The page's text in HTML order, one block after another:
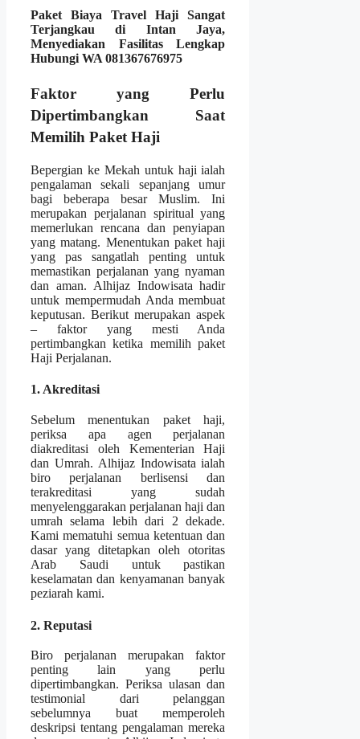
Paket Biaya Travel Haji Sangat
Terjangkau di Intan Jaya,
Menyediakan Fasilitas Lengkap
Hubungi WA 081367676975
Faktor yang Perlu
Dipertimbangkan Saat
Memilih Paket Haji
Bepergian ke Mekah untuk haji ialah
pengalaman sekali sepanjang umur
bagi beberapa besar Muslim. Ini
merupakan perjalanan spiritual yang
memerlukan rencana dan penyiapan
yang matang. Menentukan paket haji
yang pas sangatlah penting untuk
memastikan perjalanan yang nyaman
dan aman. Alhijaz Indowisata hadir
untuk mempermudah Anda membuat
keputusan. Berikut merupakan aspek
– faktor yang mesti Anda
pertimbangkan ketika memilih paket
Haji Perjalanan.
1. Akreditasi
Sebelum menentukan paket haji,
periksa apa agen perjalanan
diakreditasi oleh Kementerian Haji
dan Umrah. Alhijaz Indowisata ialah
biro perjalanan berlisensi dan
terakreditasi yang sudah
menyelenggarakan perjalanan haji dan
umrah selama lebih dari 2 dekade.
Kami mematuhi semua ketentuan dan
dasar yang ditetapkan oleh otoritas
Arab Saudi untuk pastikan
keselamatan dan kenyamanan banyak
peziarah kami.
2. Reputasi
Biro perjalanan merupakan faktor
penting lain yang perlu
dipertimbangkan. Periksa ulasan dan
testimonial dari pelanggan
sebelumnya buat memperoleh
deskripsi tentang pengalaman mereka